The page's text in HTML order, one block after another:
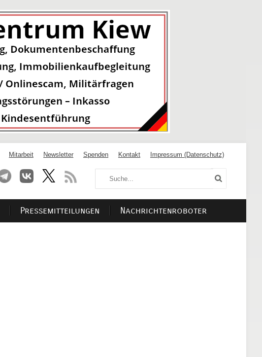
Mitarbeit Newsletter Spenden Kontakt Impressum (Datenschutz)
Pressemitteilungen Nachrichtenroboter